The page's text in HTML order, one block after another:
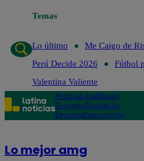
Temas
Lo último
Me Caigo de
Perú Decide 2026
Fútbol
Valentina Valiente
PolíticaLimaMundo
Te ayudoTendencias
DeportesEspectáculos
Lo mejor amg